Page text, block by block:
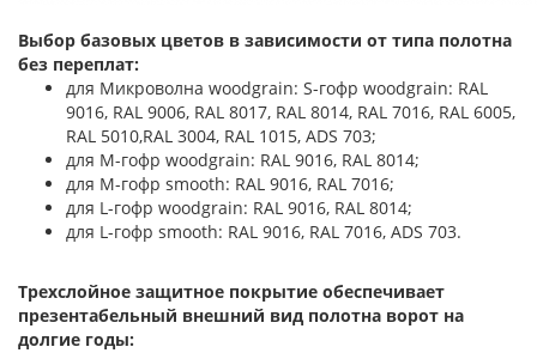
Выбор базовых цветов в зависимости от типа полотна
без переплат:
для Микроволна woodgrain: S-гофр woodgrain: RAL
9016, RAL 9006, RAL 8017, RAL 8014, RAL 7016, RAL 6005,
RAL 5010,RAL 3004, RAL 1015, ADS 703;
для М-гофр woodgrain: RAL 9016, RAL 8014;
для М-гофр smooth: RAL 9016, RAL 7016;
для L-гофр woodgrain: RAL 9016, RAL 8014;
для L-гофр smooth: RAL 9016, RAL 7016, ADS 703.
Трехслойное защитное покрытие обеспечивает
презентабельный внешний вид полотна ворот на
долгие годы: